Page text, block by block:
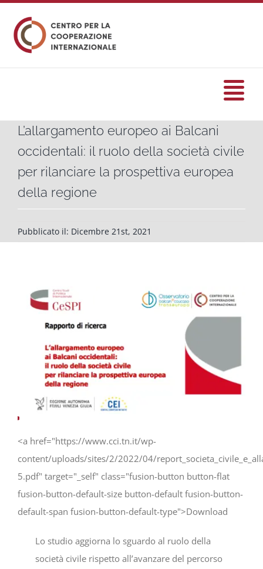
contenuto
HOME
formazione
Progetti
In rete con
Notizie
Chi siamo
L’allargamento europeo ai Balcani
occidentali: il ruolo della società civile
per rilanciare la prospettiva europea
della regione
Pubblicato il: Dicembre 21st, 2021
<a href="https://www.cci.tn.it/wp-
content/uploads/sites/2/2022/04/
5.pdf" target="_self" class="fusion-button button-flat
fusion-button-default-size button-default fusion-button-
default-span fusion-button-default-type">Download
Lo studio aggiorna lo sguardo al ruolo della
società civile rispetto all’avanzare del percorso